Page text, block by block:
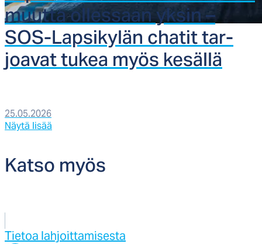
muut­ta ol­les­saan yk­sin –
SOS-Lap­si­ky­län cha­tit tar­
joa­vat tu­kea myös ke­säl­lä
25.05.2026
Näytä lisää
Kat­so myös
Tietoa lahjoittamisesta